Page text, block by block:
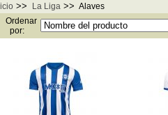
>> La Liga >> Alaves
Ordenar
por: